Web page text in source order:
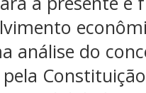
análise do